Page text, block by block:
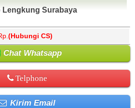
Lengkung Surabaya
(Hubungi CS)
Chat Whatsapp
Telphone
Kirim Email